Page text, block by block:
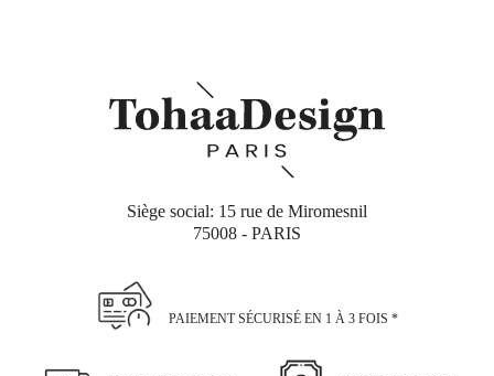
Siège social: 15 rue de Miromesnil
75008 - PARIS
PAIEMENT SÉCURISÉ EN 1 À 3 FOIS *